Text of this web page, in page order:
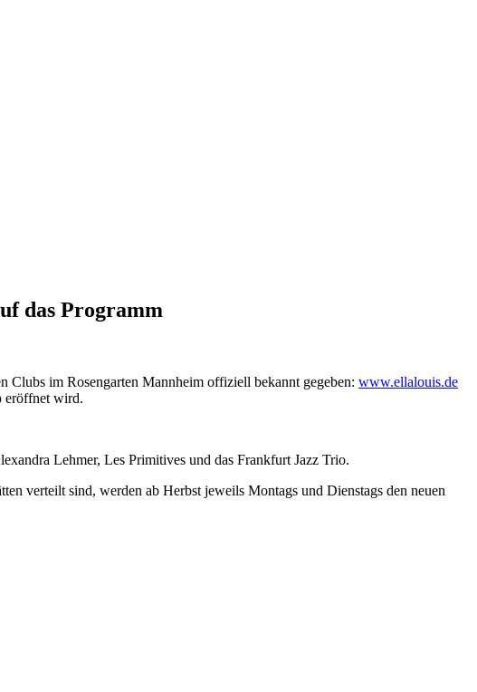
das Programm
Clubs im Rosengarten Mannheim offiziell bekannt gegeben: www.ellalouis.de
eröffnet wird.
Lehmer, Les Primitives und das Frankfurt Jazz Trio.
verteilt sind, werden ab Herbst jeweils Montags und Dienstags den neuen